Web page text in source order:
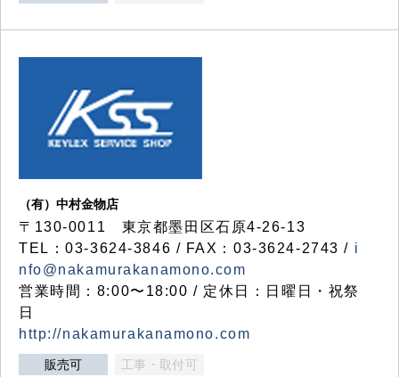
（有）中村金物店
〒130-0011 東京都墨田区石原4-26-13
TEL：03-3624-3846 / FAX：03-3624-2743 / i
nfo@nakamurakanamono.com
営業時間：8:00〜18:00 / 定休日：日曜日・祝祭
日
http://nakamurakanamono.com
販売可 工事・取付可